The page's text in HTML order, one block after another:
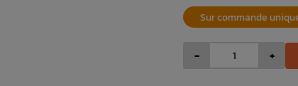
Sur commande
- +